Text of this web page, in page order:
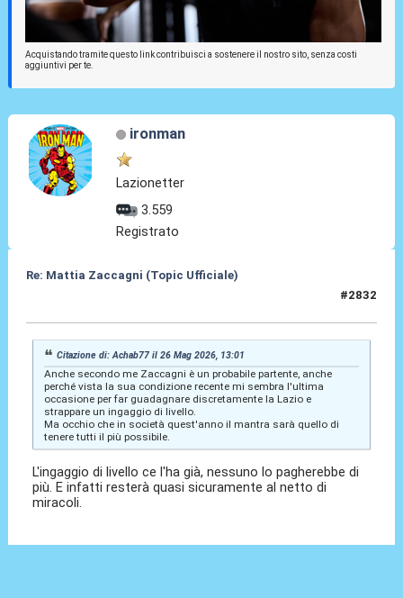
Acquistando tramite questo link contribuisci a sostenere il nostro sito, senza costi
aggiuntivi per te.
ironman
Lazionetter
3.559
Registrato
Re: Mattia Zaccagni (Topic Ufficiale)
#2832
Citazione di: Achab77 il 26 Mag 2026, 13:01
Anche secondo me Zaccagni è un probabile partente, anche
perché vista la sua condizione recente mi sembra l'ultima
occasione per far guadagnare discretamente la Lazio e
strappare un ingaggio di livello.
Ma occhio che in società quest'anno il mantra sarà quello di
tenere tutti il più possibile.
L'ingaggio di livello ce l'ha già, nessuno lo pagherebbe di
più. E infatti resterà quasi sicuramente al netto di
miracoli.